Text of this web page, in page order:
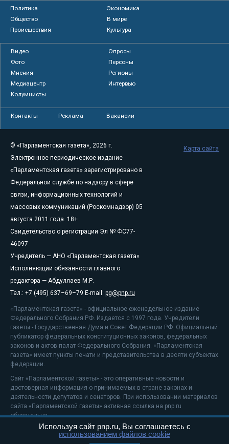
Политика
Экономика
Общество
В мире
Происшествия
Культура
Видео
Опросы
Фото
Персоны
Мнения
Регионы
Медиацентр
Интервью
Колумнисты
Контакты Реклама Вакансии
© «Парламентская газета», 2026 г.
Электронное периодическое издание
«Парламентская газета» зарегистрировано в
Федеральной службе по надзору в сфере
связи, информационных технологий и
массовых коммуникаций (Роскомнадзор) 05
августа 2011 года. 18+
Свидетельство о регистрации Эл № ФС77-
46097
Учредитель — АНО «Парламентская газета»
Исполняющий обязанности главного
редактора — Абдуллаев М.Р.
Тел.: +7 (495) 637–69–79 E-mail: pg@pnp.ru
«Парламентская газета» - официальное еженедельное издание
Федерального Собрания РФ. Издается с 1997 года. Учредители
газеты - Государственная Дума и Совет Федерации РФ. Официальный
публикатор федеральных конституционных законов, федеральных
законов и актов палат Федерального Собрания. «Парламентская
газета» имеет пункты печати и представительства в десяти субъектах
федерации.
Сайт «Парламентской газеты» - это оперативные новости и
достоверная информация о принимаемых в стране законах и
деятельности депутатов и сенаторов. При использовании материалов
сайта «Парламентской газеты» активная ссылка на pnp.ru
обязательна.
На информационном ресурсе применяютсярекомендательные
Карта сайта
Используя сайт pnp.ru, Вы соглашаетесь с
использованием файлов cookie